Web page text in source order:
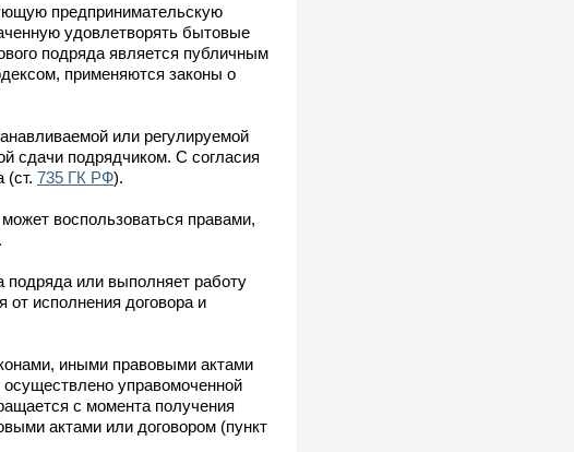
предпринимательскую
удовлетворять бытовые
подряда является публичным
применяются законы о
или регулируемой
сдачи подрядчиком. С согласия
(ст. 735 ГК РФ).
воспользоваться правами,
подряда или выполняет работу
от исполнения договора и
иными правовыми актами
осуществлено управомоченной
с момента получения
актами или договором (пункт